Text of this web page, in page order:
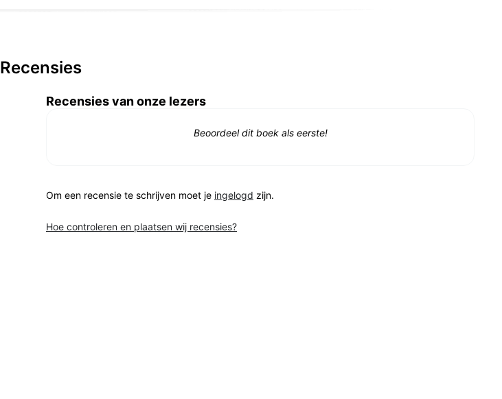
Recensies
Recensies van onze lezers
Beoordeel dit boek als eerste!
Om een recensie te schrijven moet je ingelogd zijn.
Hoe controleren en plaatsen wij recensies?